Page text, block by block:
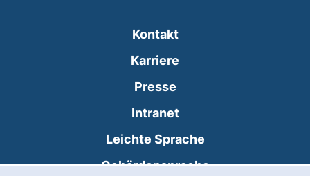
Kontakt
Karriere
Presse
Intranet(externer Link, öffnet
Leichte Sprache
Gebärdensprache